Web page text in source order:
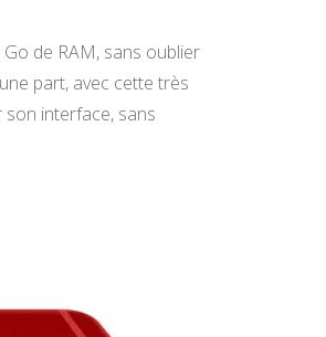
de RAM, sans oublier
part, avec cette très
son interface, sans